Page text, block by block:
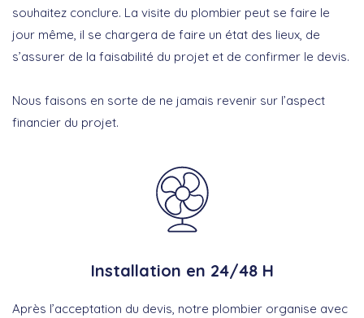
souhaitez conclure. La visite du plombier peut se faire le
jour même, il se chargera de faire un état des lieux, de
s’assurer de la faisabilité du projet et de confirmer le devis.
Nous faisons en sorte de ne jamais revenir sur l’aspect
financier du projet.
Installation en 24/48 H
Après l’acceptation du devis, notre plombier organise avec